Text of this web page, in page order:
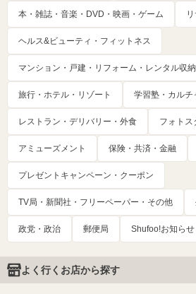
本・雑誌・音楽・DVD・映画・ゲーム
ヘルス&ビューティ・フィットネス
マンション・戸建・リフォーム・レンタル収納
旅行・ホテル・リゾート 学習塾・カルチ
レストラン・デリバリー・外食 フォトス
アミューズメント 保険・共済・金融
プレゼントキャンペーン・クーポン
TV局・新聞社・フリーペーパー・その他
政党・政治 郵便局 Shufoo!お知らせ
よく行くお店から探す